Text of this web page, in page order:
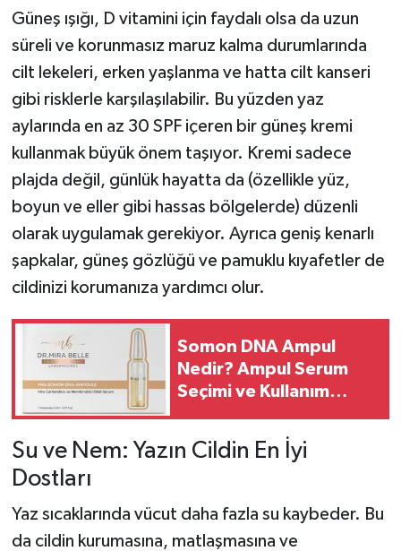
Güneş ışığı, D vitamini için faydalı olsa da uzun
süreli ve korunmasız maruz kalma durumlarında
cilt lekeleri, erken yaşlanma ve hatta cilt kanseri
gibi risklerle karşılaşılabilir. Bu yüzden yaz
aylarında en az 30 SPF içeren bir güneş kremi
kullanmak büyük önem taşıyor. Kremi sadece
plajda değil, günlük hayatta da (özellikle yüz,
boyun ve eller gibi hassas bölgelerde) düzenli
olarak uygulamak gerekiyor. Ayrıca geniş kenarlı
şapkalar, güneş gözlüğü ve pamuklu kıyafetler de
cildinizi korumanıza yardımcı olur.
Somon DNA Ampul
Nedir? Ampul Serum
Seçimi ve Kullanım
Su ve Nem: Yazın Cildin En İyi
Dostları
Yaz sıcaklarında vücut daha fazla su kaybeder. Bu
da cildin kurumasına, matlaşmasına ve